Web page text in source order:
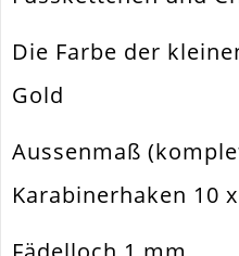
Verwendung
Größe Außen
Innendurchmesser
Material
Form / Motiv
Die Farbe der
Gold
Aussenmaß
Karabinerhaken 10